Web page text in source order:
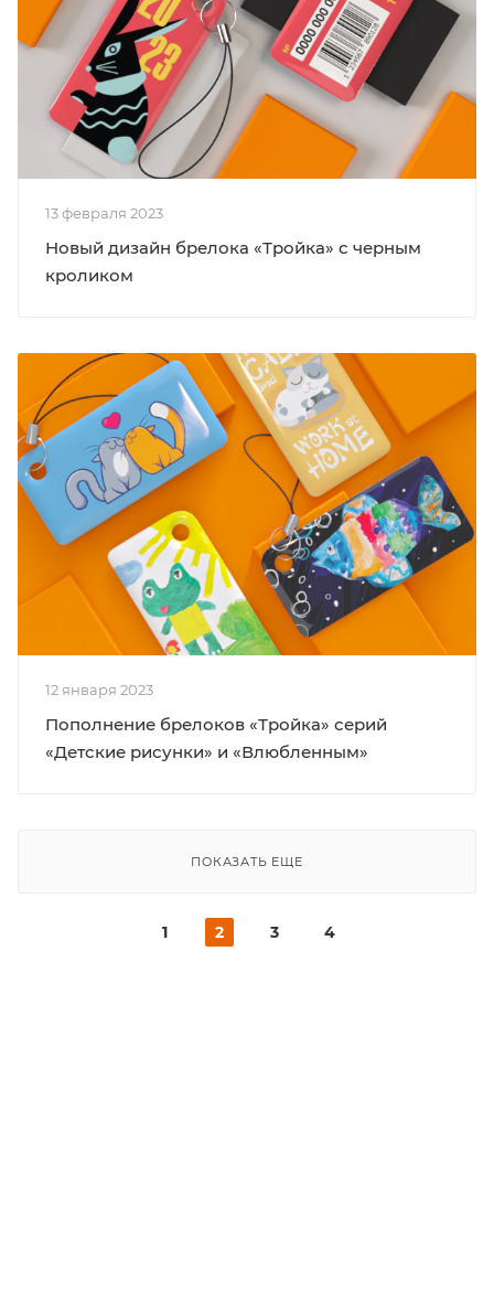
13 февраля 2023
Новый дизайн брелока «Тройка» с черным
кроликом
12 января 2023
Пополнение брелоков «Тройка» серий
«Детские рисунки» и «Влюбленным»
ПОКАЗАТЬ ЕЩЕ
1 2 3 4